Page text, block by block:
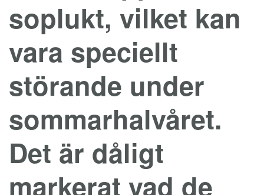
soplukt, vilket kan
vara speciellt
störande under
sommarhalvåret.
Det är dåligt
markerat vad de